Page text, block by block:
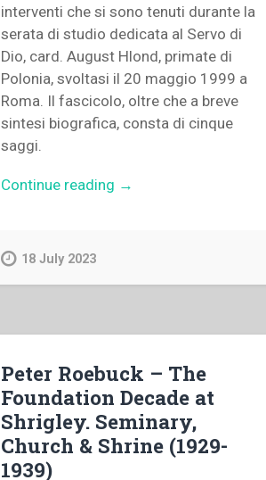
interventi che si sono tenuti durante la
serata di studio dedicata al Servo di
Dio, card. August Hlond, primate di
Polonia, svoltasi il 20 maggio 1999 a
Roma. Il fascicolo, oltre che a breve
sintesi biografica, consta di cinque
saggi.
Continue reading “Stanisław
Hlond,
primate
di
Polonia
(1881-
1948).
→
18 July 2023
Peter Roebuck – The
Foundation Decade at
Shrigley. Seminary,
Church & Shrine (1929-
1939)